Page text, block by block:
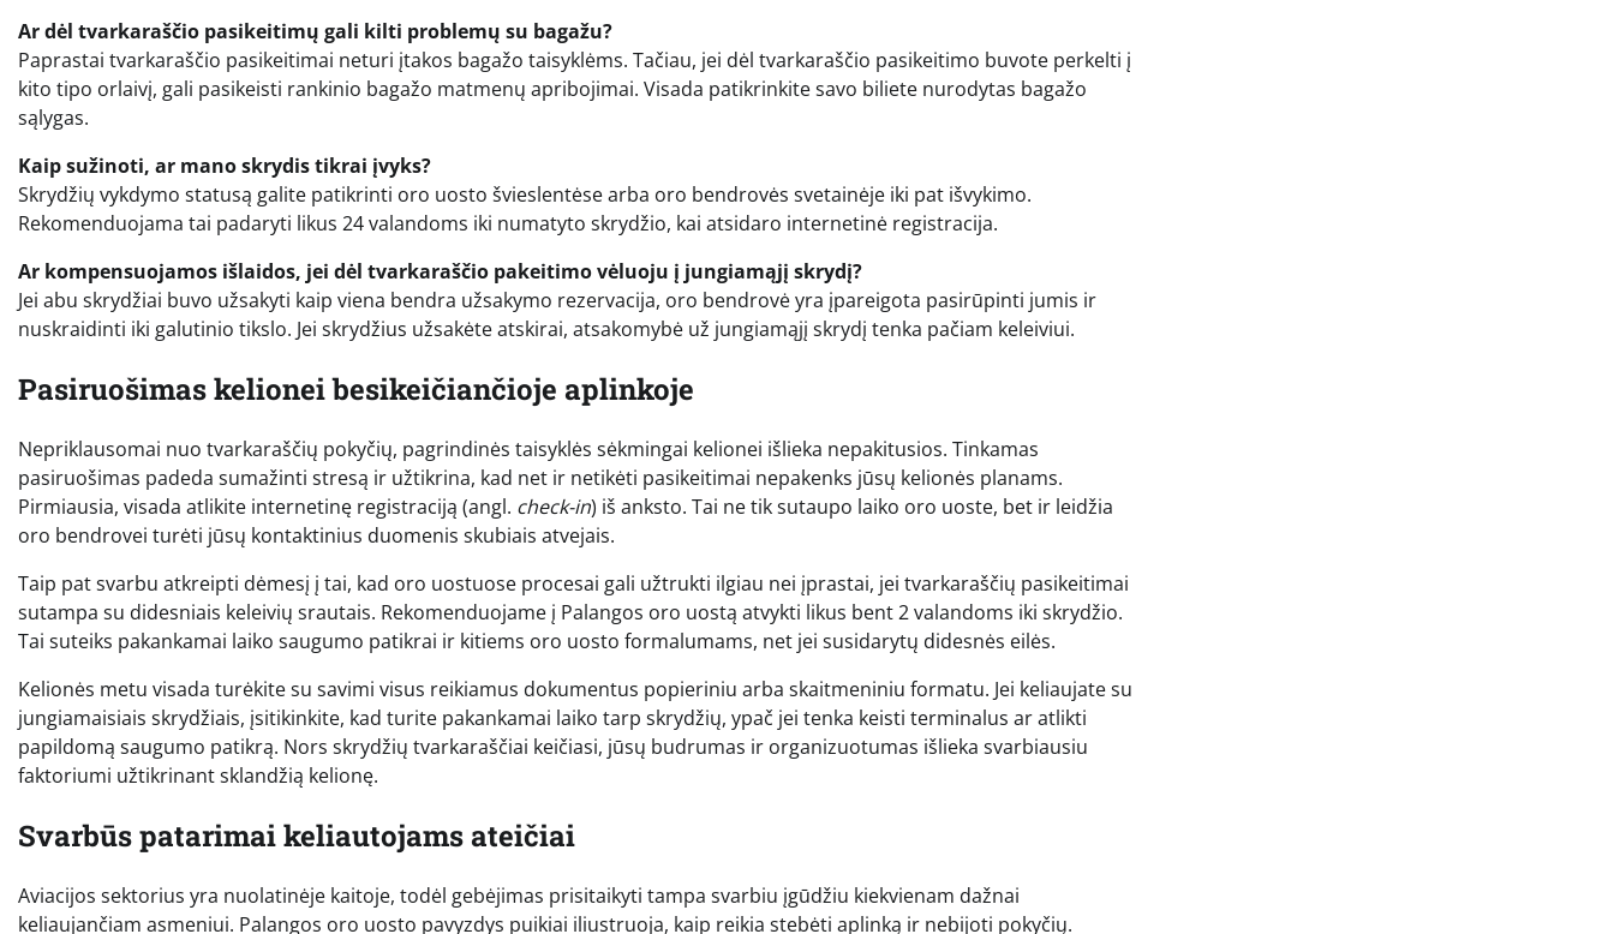
Ar dėl tvarkaraščio pasikeitimų gali kilti problemų su bagažu?
Paprastai tvarkaraščio pasikeitimai neturi įtakos bagažo taisyklėms. Tačiau, jei dėl tvarkaraščio pasikeitimo buvote perkelti į
kito tipo orlaivį, gali pasikeisti rankinio bagažo matmenų apribojimai. Visada patikrinkite savo biliete nurodytas bagažo
sąlygas.
Kaip sužinoti, ar mano skrydis tikrai įvyks?
Skrydžių vykdymo statusą galite patikrinti oro uosto švieslentėse arba oro bendrovės svetainėje iki pat išvykimo.
Rekomenduojama tai padaryti likus 24 valandoms iki numatyto skrydžio, kai atsidaro internetinė registracija.
Ar kompensuojamos išlaidos, jei dėl tvarkaraščio pakeitimo vėluoju į jungiamąjį skrydį?
Jei abu skrydžiai buvo užsakyti kaip viena bendra užsakymo rezervacija, oro bendrovė yra įpareigota pasirūpinti jumis ir
nuskraidinti iki galutinio tikslo. Jei skrydžius užsakėte atskirai, atsakomybė už jungiamąjį skrydį tenka pačiam keleiviui.
Pasiruošimas kelionei besikeičiančioje aplinkoje
Nepriklausomai nuo tvarkaraščių pokyčių, pagrindinės taisyklės sėkmingai kelionei išlieka nepakitusios. Tinkamas
pasiruošimas padeda sumažinti stresą ir užtikrina, kad net ir netikėti pasikeitimai nepakenks jūsų kelionės planams.
Pirmiausia, visada atlikite internetinę registraciją (angl. check-in) iš anksto. Tai ne tik sutaupo laiko oro uoste, bet ir leidžia
oro bendrovei turėti jūsų kontaktinius duomenis skubiais atvejais.
Taip pat svarbu atkreipti dėmesį į tai, kad oro uostuose procesai gali užtrukti ilgiau nei įprastai, jei tvarkaraščių pasikeitimai
sutampa su didesniais keleivių srautais. Rekomenduojame į Palangos oro uostą atvykti likus bent 2 valandoms iki skrydžio.
Tai suteiks pakankamai laiko saugumo patikrai ir kitiems oro uosto formalumams, net jei susidarytų didesnės eilės.
Kelionės metu visada turėkite su savimi visus reikiamus dokumentus popieriniu arba skaitmeniniu formatu. Jei keliaujate su
jungiamaisiais skrydžiais, įsitikinkite, kad turite pakankamai laiko tarp skrydžių, ypač jei tenka keisti terminalus ar atlikti
papildomą saugumo patikrą. Nors skrydžių tvarkaraščiai keičiasi, jūsų budrumas ir organizuotumas išlieka svarbiausiu
faktoriumi užtikrinant sklandžią kelionę.
Svarbūs patarimai keliautojams ateičiai
Aviacijos sektorius yra nuolatinėje kaitoje, todėl gebėjimas prisitaikyti tampa svarbiu įgūdžiu kiekvienam dažnai
keliaujančiam asmeniui. Palangos oro uosto pavyzdys puikiai iliustruoja, kaip reikia stebėti aplinką ir nebijoti pokyčių.